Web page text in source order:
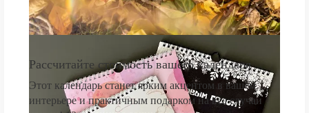
Рассчитайте стоимость вашего календаря
Этот календарь станет ярким акцентом в вашем
интерьере и практичным подарком на все случаи